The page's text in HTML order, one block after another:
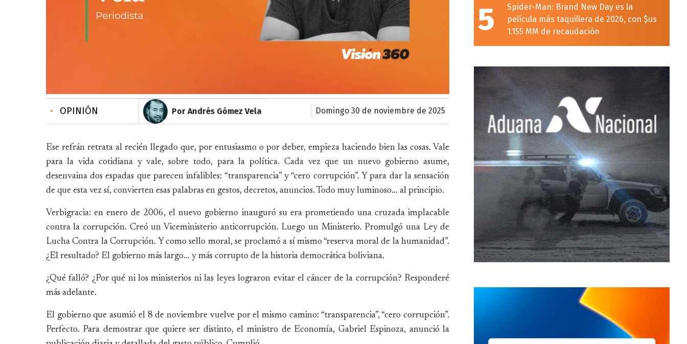
• OPINIÓN Por Andrés Gómez Vela domingo 30 de noviembre de 2025
Ese refrán retrata al recién llegado que, por entusiasmo o por deber, empieza haciendo bien las cosas. Vale
para la vida cotidiana y vale, sobre todo, para la política. Cada vez que un nuevo gobierno asume,
desenvaina dos espadas que parecen infalibles: “transparencia” y “cero corrupción”. Y para dar la sensación
de que esta vez sí, convierten esas palabras en gestos, decretos, anuncios. Todo muy luminoso… al principio.
Verbigracia: en enero de 2006, el nuevo gobierno inauguró su era prometiendo una cruzada implacable
contra la corrupción. Creó un Viceministerio anticorrupción. Luego un Ministerio. Promulgó una Ley de
Lucha Contra la Corrupción. Y como sello moral, se proclamó a sí mismo “reserva moral de la humanidad”.
¿El resultado? El gobierno más largo… y más corrupto de la historia democrática boliviana.
¿Qué falló? ¿Por qué ni los ministerios ni las leyes lograron evitar el cáncer de la corrupción? Responderé
más adelante.
El gobierno que asumió el 8 de noviembre vuelve por el mismo camino: “transparencia”, “cero corrupción”.
Perfecto. Para demostrar que quiere ser distinto, el ministro de Economía, Gabriel Espinoza, anunció la
5
Spider-Man: Brand New Day es la
película más taquillera de 2026, con $us
1.155 MM de recaudación